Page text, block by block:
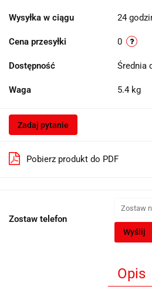
Wysyłka w ciągu 24
Cena przesyłki 0
Dostępność Średnia
Waga 5.4 kg
Zadaj pytanie
Pobierz produkt do PDF
Zostaw telefon
Wyślij
Opis